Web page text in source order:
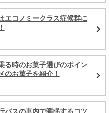
エコノミークラス症候群に
る時のお菓子選びのポイン
のお菓子を紹介！
バスの車内で睡眠するコツ